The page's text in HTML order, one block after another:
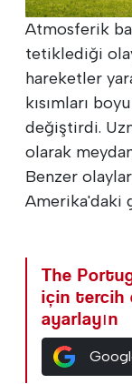
Atmosferik
tetiklediği
hareketler
kısımları
değiştirdi.
olarak
Benzer
Amerika'daki
The
için tercih
ayarlayın